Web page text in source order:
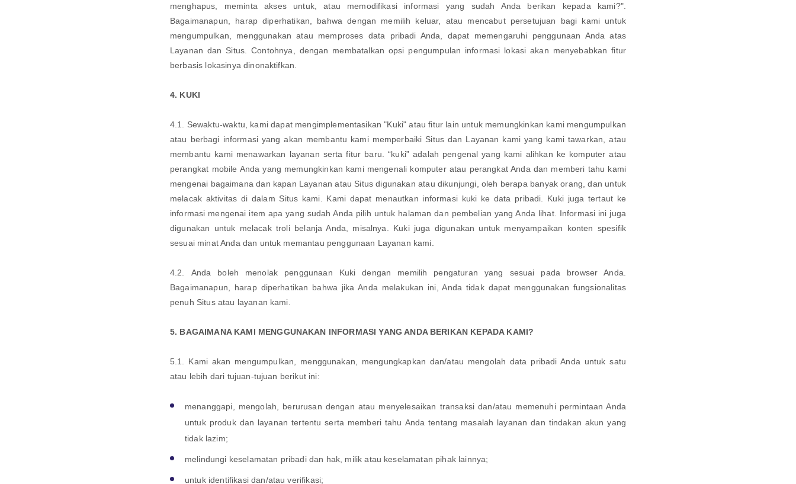
menghapus, meminta akses untuk, atau memodifikasi informasi yang sudah Anda berikan kepada kami?".
Bagaimanapun, harap diperhatikan, bahwa dengan memilih keluar, atau mencabut persetujuan bagi kami untuk
mengumpulkan, menggunakan atau memproses data pribadi Anda, dapat memengaruhi penggunaan Anda atas
Layanan dan Situs. Contohnya, dengan membatalkan opsi pengumpulan informasi lokasi akan menyebabkan fitur
berbasis lokasinya dinonaktifkan.
4. KUKI
4.1. Sewaktu-waktu, kami dapat mengimplementasikan "Kuki" atau fitur lain untuk memungkinkan kami mengumpulkan
atau berbagi informasi yang akan membantu kami memperbaiki Situs dan Layanan kami yang kami tawarkan, atau
membantu kami menawarkan layanan serta fitur baru. “kuki” adalah pengenal yang kami alihkan ke komputer atau
perangkat mobile Anda yang memungkinkan kami mengenali komputer atau perangkat Anda dan memberi tahu kami
mengenai bagaimana dan kapan Layanan atau Situs digunakan atau dikunjungi, oleh berapa banyak orang, dan untuk
melacak aktivitas di dalam Situs kami. Kami dapat menautkan informasi kuki ke data pribadi. Kuki juga tertaut ke
informasi mengenai item apa yang sudah Anda pilih untuk halaman dan pembelian yang Anda lihat. Informasi ini juga
digunakan untuk melacak troli belanja Anda, misalnya. Kuki juga digunakan untuk menyampaikan konten spesifik
sesuai minat Anda dan untuk memantau penggunaan Layanan kami.
4.2. Anda boleh menolak penggunaan Kuki dengan memilih pengaturan yang sesuai pada browser Anda.
Bagaimanapun, harap diperhatikan bahwa jika Anda melakukan ini, Anda tidak dapat menggunakan fungsionalitas
penuh Situs atau layanan kami.
5. BAGAIMANA KAMI MENGGUNAKAN INFORMASI YANG ANDA BERIKAN KEPADA KAMI?
5.1. Kami akan mengumpulkan, menggunakan, mengungkapkan dan/atau mengolah data pribadi Anda untuk satu
atau lebih dari tujuan-tujuan berikut ini:
menanggapi, mengolah, berurusan dengan atau menyelesaikan transaksi dan/atau memenuhi permintaan Anda
untuk produk dan layanan tertentu serta memberi tahu Anda tentang masalah layanan dan tindakan akun yang
tidak lazim;
melindungi keselamatan pribadi dan hak, milik atau keselamatan pihak lainnya;
untuk identifikasi dan/atau verifikasi;